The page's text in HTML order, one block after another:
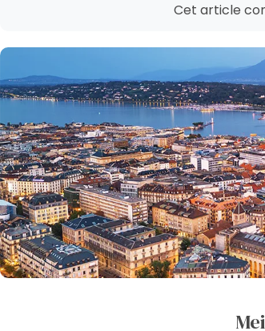
Cet article